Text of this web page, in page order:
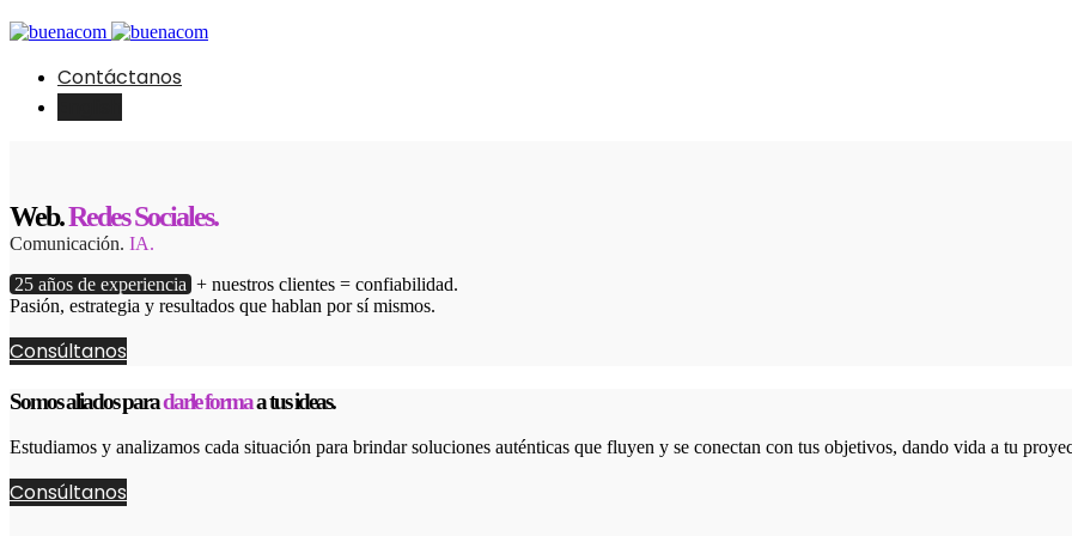
Contáctanos
Web.Redes Sociales.
Comunicación. IA.
25 años de experiencia + nuestros clientes = confiabilidad.
Pasión, estrategia y resultados que hablan por sí mismos.
Consúltanos
Somos aliados paradarle formaa tus ideas.
Estudiamos y analizamos cada situación para brindar soluciones auténticas que fluyen y se conectan con tus objetivos, dando vida a tu
Consúltanos